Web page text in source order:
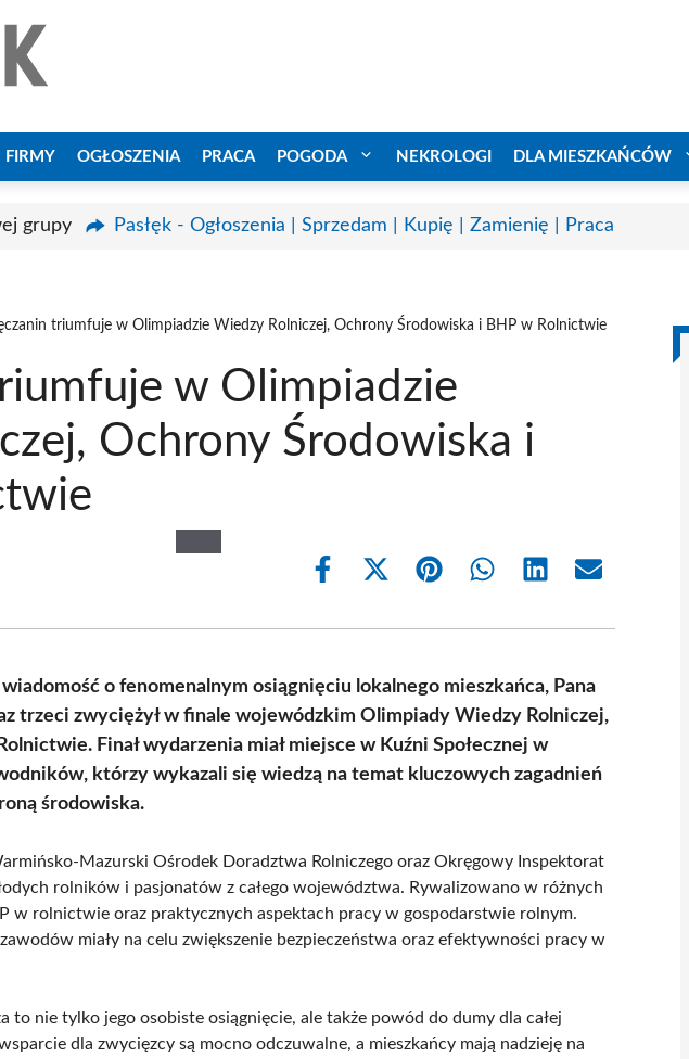
FIRMY OGŁOSZENIA PRACA POGODA NEKROLOGI DLA MIESZKAŃCÓW
grupy Pasłęk - Ogłoszenia | Sprzedam | Kupię | Zamienię | Praca
triumfuje w Olimpiadzie Wiedzy Rolniczej, Ochrony Środowiska i BHP w Rolnictwie
w Olimpiadzie
Ochrony Środowiska i
Share
Share
(Twitter)
Share Share Share Share
o fenomenalnym osiągnięciu lokalnego mieszkańca, Pana
trzeci zwyciężył w finale wojewódzkim Olimpiady Wiedzy Rolniczej,
Finał wydarzenia miał miejsce w Kuźni Społecznej w
którzy wykazali się wiedzą na temat kluczowych zagadnień
środowiska.
Mazurski Ośrodek Doradztwa Rolniczego oraz Okręgowy Inspektorat
rolników i pasjonatów z całego województwa. Rywalizowano w różnych
w rolnictwie oraz praktycznych aspektach pracy w gospodarstwie rolnym.
miały na celu zwiększenie bezpieczeństwa oraz efektywności pracy w
to nie tylko jego osobiste osiągnięcie, ale także powód do dumy dla całej
dla zwycięzcy są mocno odczuwalne, a mieszkańcy mają nadzieję na